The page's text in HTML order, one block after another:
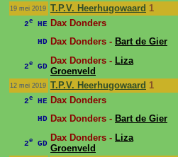
19 mei 2019 T.P.V. Heerhugowaard 1
2e HE Dax Donders
HD Dax Donders - Bart de Gier
2e GD
Dax Donders - Liza
Groenveld
12 mei 2019 T.P.V. Heerhugowaard 1
2e HE Dax Donders
HD Dax Donders - Bart de Gier
2e GD
Dax Donders - Liza
Groenveld